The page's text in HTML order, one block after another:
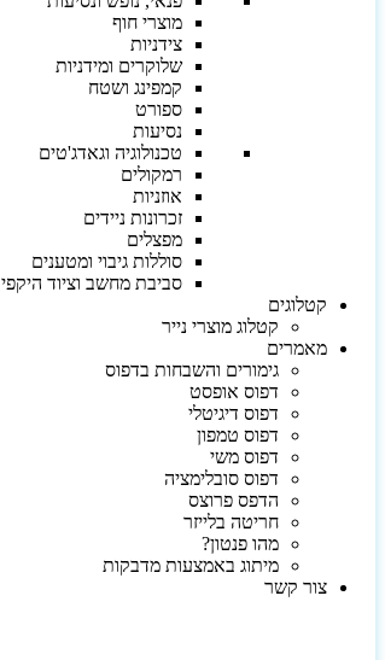
מוצרי חוף
צידניות
שלוקרים ומידניות
קמפינג ושטח
ספורט
נסיעות
טכנולוגיה וגאדג'טים
רמקולים
אוזניות
זכרונות ניידים
מפצלים
סוללות גיבוי ומטענים
סביבת מחשב וציוד היקפי
קטלוגים
קטלוג מוצרי נייר
מאמרים
גימורים והשבחות בדפוס
דפוס אופסט
דפוס דיגיטלי
דפוס טמפון
דפוס משי
דפוס סובלימציה
הדפס פרוצס
חריטה בלייזר
מהו פנטון?
מיתוג באמצעות מדבקות
צור קשר